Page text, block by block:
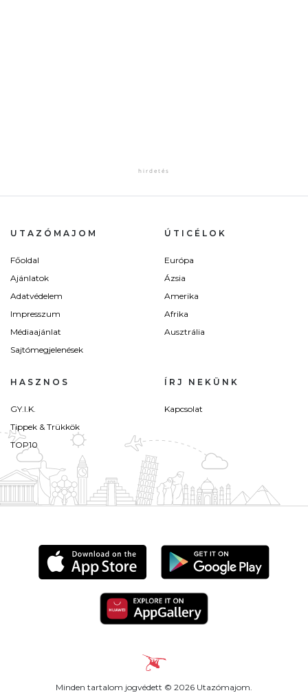
UTAZÓMAJOM
Főoldal
Ajánlatok
Adatvédelem
Impresszum
Médiaajánlat
Sajtómegjelenések
ÚTICÉLOK
Európa
Ázsia
Amerika
Afrika
Ausztrália
HASZNOS
GY.I.K.
Tippek & Trükkök
TOP10
ÍRJ NEKÜNK
Kapcsolat
Minden tartalom jogvédett © 2026 Utazómajom.